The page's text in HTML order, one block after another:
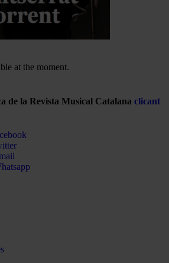
at the moment.
de la Revista Musical Catalana clicant